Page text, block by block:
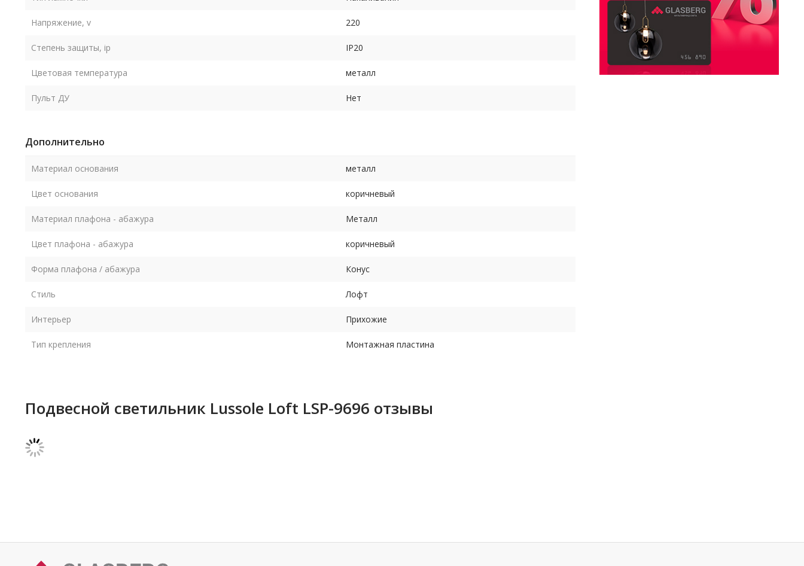
Напряжение, v 220
Степень защиты, ip IP20
Цветовая температура металл
Пульт ДУ Нет
Дополнительно
Материал основания металл
Цвет основания коричневый
Материал плафона - абажура Металл
Цвет плафона - абажура коричневый
Форма плафона / абажура Конус
Стиль Лофт
Интерьер Прихожие
Тип крепления Монтажная пластина
Подвесной светильник Lussole Loft LSP-9696 отзывы